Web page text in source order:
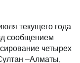
текущего года
сообщением
четырех
–Алматы,